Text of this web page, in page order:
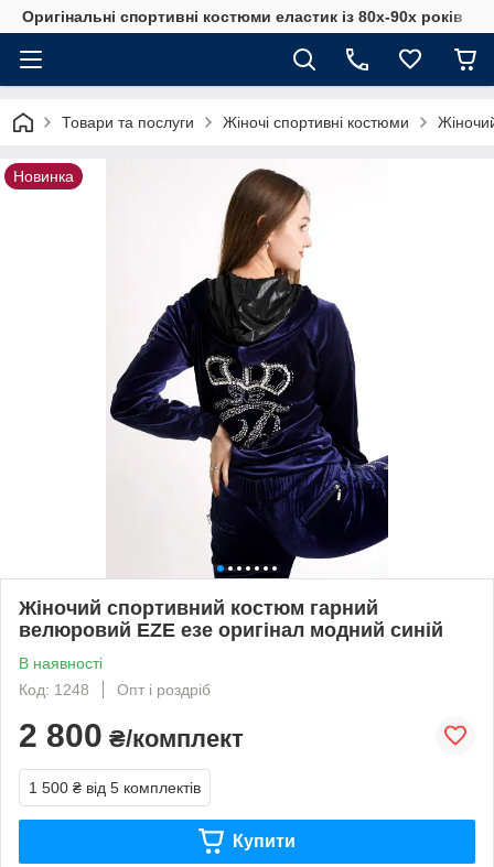
Оригінальні спортивні костюми еластик із 80х-90х років
Товари та послуги Жіночі спортивні костюми
Новинка
Жіночий спортивний костюм гарний
велюровий EZE езе оригінал модний синій
В наявності
Код: 1248
Опт і роздріб
2 800 ₴/комплект
1 500 ₴ від 5 комплектів
Купити